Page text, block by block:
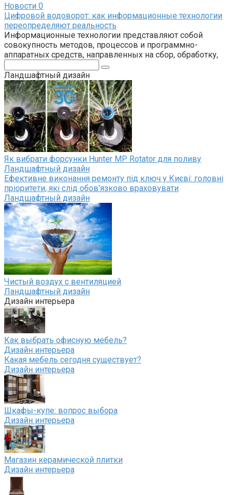
Новости 0
Цифровой водоворот: как информационные технологии
переопределяют реальность
Информационные технологии представляют собой
совокупность методов, процессов и программно-
аппаратных средств, направленных на сбор, обработку,
Ландшафтный дизайн
Як вибрати форсунки Hunter MP Rotator для поливу
Ландшафтный дизайн
Ефективне виконання ремонту під ключ у Києві: головні
пріоритети, які слід обов’язково враховувати
Ландшафтный дизайн
Чистый воздух с вентиляцией
Ландшафтный дизайн
Дизайн интерьера
Как выбрать офисную мебель?
Дизайн интерьера
Какая мебель сегодня существует?
Дизайн интерьера
Шкафы-купе: вопрос выбора
Дизайн интерьера
Магазин керамической плитки
Дизайн интерьера